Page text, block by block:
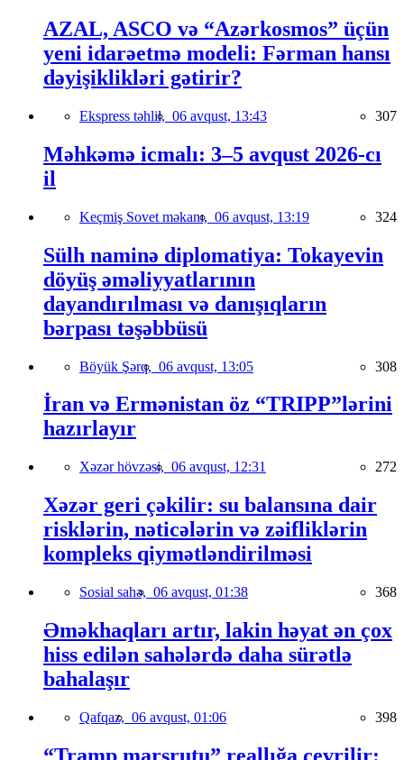
AZAL, ASCO və “Azərkosmos” üçün
yeni idarəetmə modeli: Fərman hansı
dəyişiklikləri gətirir?
Ekspress təhlil, 06 avqust, 13:43 307
Məhkəmə icmalı: 3–5 avqust 2026-cı
il
Keçmiş Sovet məkanı, 06 avqust, 13:19 324
Sülh naminə diplomatiya: Tokayevin
döyüş əməliyyatlarının
dayandırılması və danışıqların
bərpası təşəbbüsü
Böyük Şərq, 06 avqust, 13:05 308
İran və Ermənistan öz “TRIPP”lərini
hazırlayır
Xəzər hövzəsi, 06 avqust, 12:31 272
Xəzər geri çəkilir: su balansına dair
risklərin, nəticələrin və zəifliklərin
kompleks qiymətləndirilməsi
Sosial sahə, 06 avqust, 01:38 368
Əməkhaqları artır, lakin həyat ən çox
hiss edilən sahələrdə daha sürətlə
bahalaşır
Qafqaz, 06 avqust, 01:06 398